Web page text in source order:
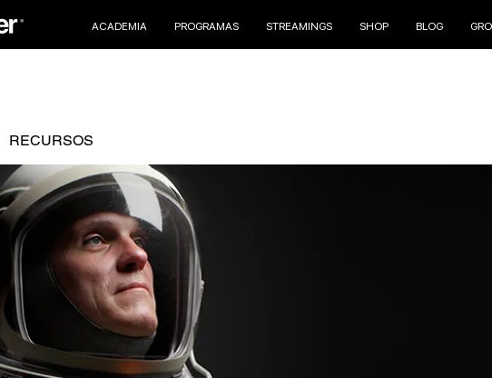
ACADEMIA PROGRAMAS STREAMINGS SHOP BLOG
RECURSOS